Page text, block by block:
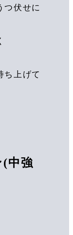
伏せに
上げて
中強